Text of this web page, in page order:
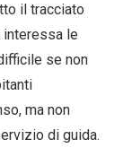
il tracciato
interessa le
se non
ma non
di guida.